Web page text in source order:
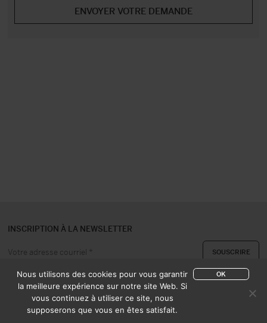
INSCRIPTION À LA NEWSLETTER
Nous utilisons des cookies pour vous garantir
la meilleure expérience sur notre site Web. Si
vous continuez à utiliser ce site, nous
supposerons que vous en êtes satisfait.
OK